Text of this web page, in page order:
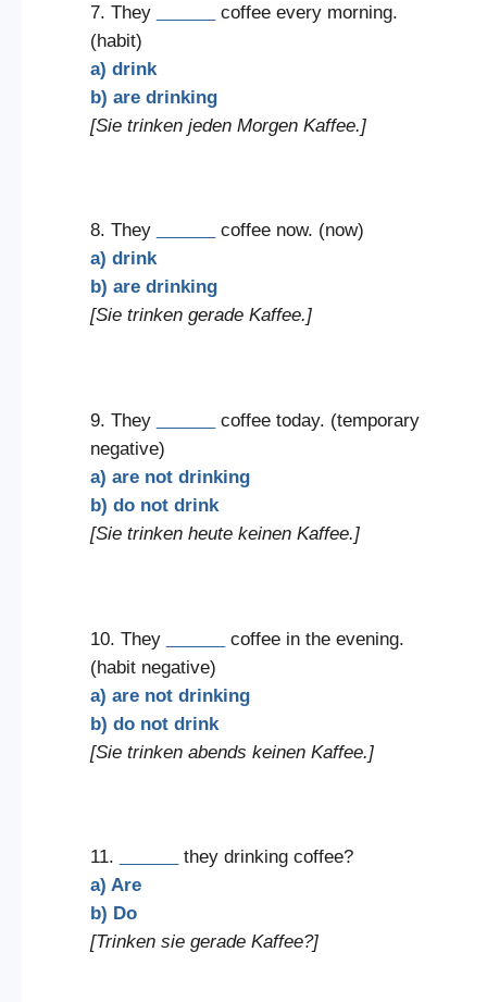
7. They
coffee every morning.
(habit)
a) drink
b) are drinking
[Sie trinken jeden Morgen Kaffee.]
8. They
coffee now. (now)
a) drink
b) are drinking
[Sie trinken gerade Kaffee.]
9. They
coffee today. (temporary
negative)
a) are not drinking
b) do not drink
[Sie trinken heute keinen Kaffee.]
10. They
coffee in the evening.
(habit negative)
a) are not drinking
b) do not drink
[Sie trinken abends keinen Kaffee.]
11.
they drinking coffee?
a) Are
b) Do
[Trinken sie gerade Kaffee?]